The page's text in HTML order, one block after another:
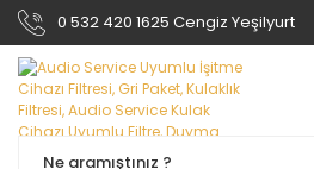
0 532 420 1625 Cengiz Yeşilyurt